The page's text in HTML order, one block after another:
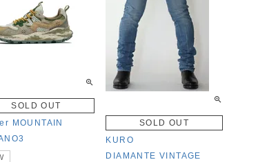
SOLD OUT
MOUNTAIN
SOLD OUT
KURO
DIAMANTE VINTAGE